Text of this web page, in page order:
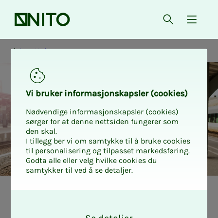
Forsiden Åpne søk
{
Ansettelse
Vi bru­­­ker in­­­for­­­ma­­­sjons­­­kaps­­­­­ler (cookies)
Nødvendige informasjonskapsler (cookies)
sørger for at denne nettsiden fungerer som
den skal.
I tillegg ber vi om samtykke til å bruke cookies
til personalisering og tilpasset markedsføring.
Godta alle eller velg hvilke cookies du
samtykker til ved å se detaljer.